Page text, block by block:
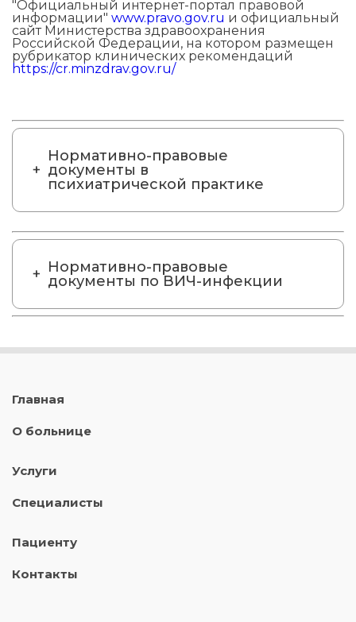
"Официальный интернет-портал правовой
информации" www.pravo.gov.ru и официальный
сайт Министерства здравоохранения
Российской Федерации, на котором размещен
рубрикатор клинических рекомендаций
https://cr.minzdrav.gov.ru/
Нормативно-правовые
документы в
психиатрической практике
Нормативно-правовые
документы по ВИЧ-инфекции
Главная
О больнице
Услуги
Специалисты
Пациенту
Контакты